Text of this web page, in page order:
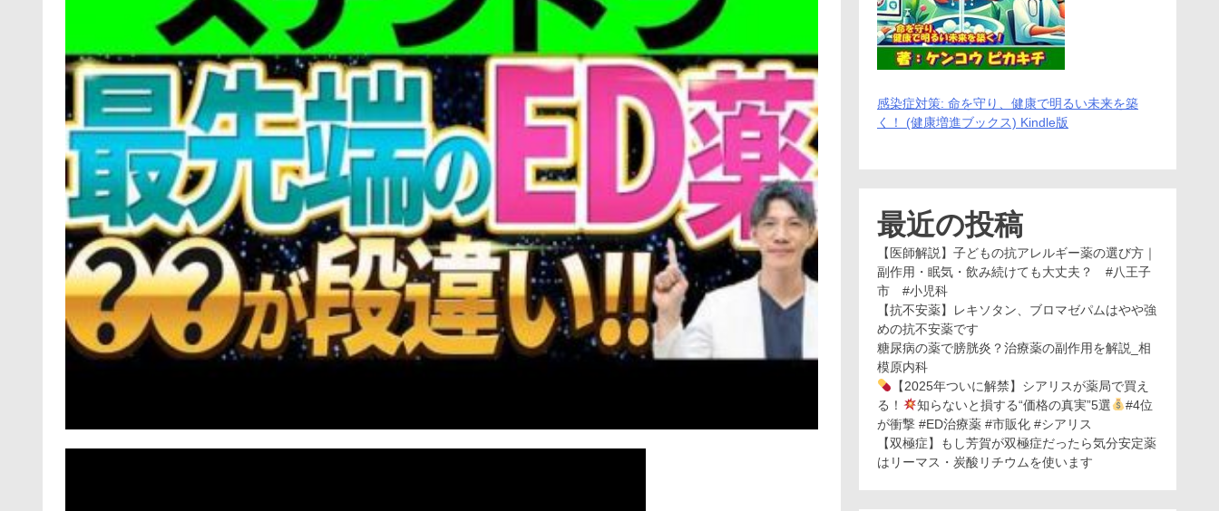
感染症対策: 命を守り、健康で明るい未来を築
く！ (健康増進ブックス) Kindle版
最近の投稿
【医師解説】子どもの抗アレルギー薬の選び方｜
副作用・眠気・飲み続けても大丈夫？ #八王子
市 #小児科
【抗不安薬】レキソタン、ブロマゼパムはやや強
めの抗不安薬です
糖尿病の薬で膀胱炎？治療薬の副作用を解説_相
模原内科
【2025年ついに解禁】シアリスが薬局で買え
る！
知らないと損する“価格の真実”5選
#4位
が衝撃 #ED治療薬 #市販化 #シアリス
【双極症】もし芳賀が双極症だったら気分安定薬
はリーマス・炭酸リチウムを使います